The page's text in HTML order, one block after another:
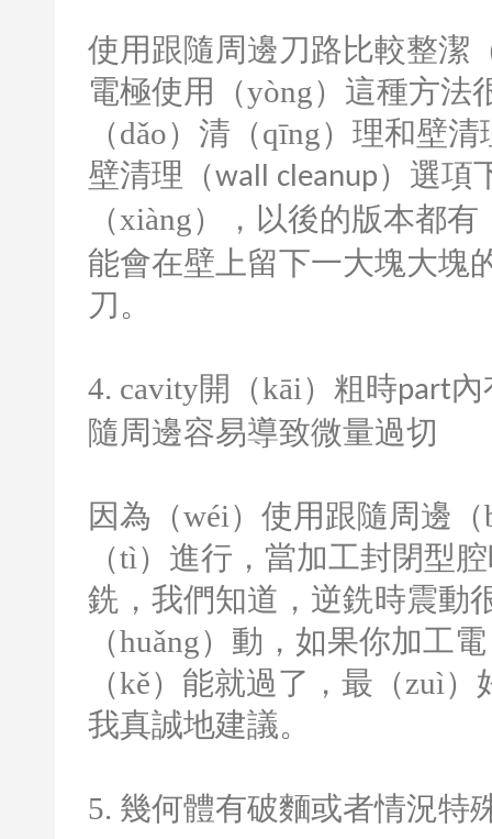
使用跟隨周邊刀路比較整潔
電極使用（yòng）這種方法
（dǎo）清（qīng）理和壁
壁清理（wall cleanup）選項
（xiàng），以後的版本都
能會在壁上留下一大塊大塊
刀。
4. cavity開（kāi）粗時part內
隨周邊容易導致微量過切
因為（wéi）使用跟隨周邊
（tì）進行，當加工封閉型
銑，我們知道，逆銑時震動
（huǎng）動，如果你加工
（kě）能就過了，最（zuì
我真誠地建議。
5. 幾何體有破麵或者情況特